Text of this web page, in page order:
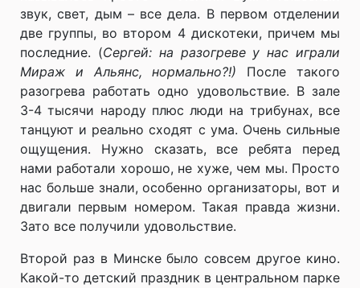
звук, свет, дым – все дела. В первом отделении
две группы, во втором 4 дискотеки, причем мы
последние. (Сергей: на разогреве у нас играли
Мираж и Альянс, нормально?!) После такого
разогрева работать одно удовольствие. В зале
3-4 тысячи народу плюс люди на трибунах, все
танцуют и реально сходят с ума. Очень сильные
ощущения. Нужно сказать, все ребята перед
нами работали хорошо, не хуже, чем мы. Просто
нас больше знали, особенно организаторы, вот и
двигали первым номером. Такая правда жизни.
Зато все получили удовольствие.
Второй раз в Минске было совсем другое кино.
Какой-то детский праздник в центральном парке